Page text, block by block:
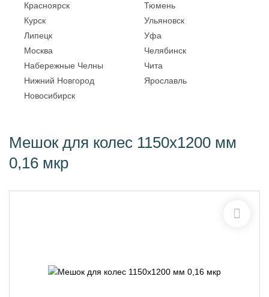
Красноярск
Курск
Липецк
Москва
Набережные Челны
Нижний Новгород
Новосибирск
Тюмень
Ульяновск
Уфа
Челябинск
Чита
Ярославль
Мешок для колес 1150х1200 мм
0,16 мкр